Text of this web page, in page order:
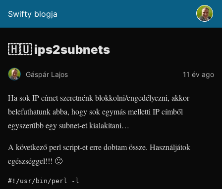
Swifty blogja
🇭🇺 ips2subnets
Gáspár Lajos 11 év ago
Ha sok IP címet szeretnénk blokkolni/engedélyezni, akkor
belefuthatunk abba, hogy sok egymás melletti IP címből
egyszerűbb egy subnet-et kialakítani…
A következő perl script-et erre dobtam össze. Használjátok
egészséggel!!! 🙂
#!/usr/bin/perl -l